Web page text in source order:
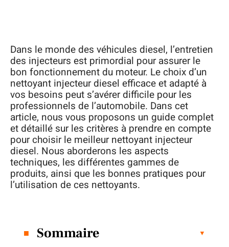
Dans le monde des véhicules diesel, l’entretien
des injecteurs est primordial pour assurer le
bon fonctionnement du moteur. Le choix d’un
nettoyant injecteur diesel efficace et adapté à
vos besoins peut s’avérer difficile pour les
professionnels de l’automobile. Dans cet
article, nous vous proposons un guide complet
et détaillé sur les critères à prendre en compte
pour choisir le meilleur nettoyant injecteur
diesel. Nous aborderons les aspects
techniques, les différentes gammes de
produits, ainsi que les bonnes pratiques pour
l’utilisation de ces nettoyants.
Sommaire